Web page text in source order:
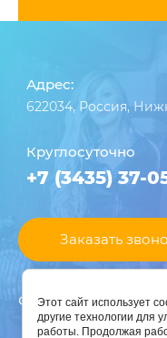
Адрес:
622034, Россия,
Круглосуточно
+7 (3435) 37-
Заказать
Свяжитесь в один
Этот сайт использует
другие технологии для
работы. Продолжая